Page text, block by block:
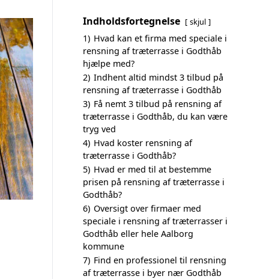
Indholdsfortegnelse skjul
1) Hvad kan et firma med speciale i
rensning af træterrasse i Godthåb
hjælpe med?
2) Indhent altid mindst 3 tilbud på
rensning af træterrasse i Godthåb
3) Få nemt 3 tilbud på rensning af
træterrasse i Godthåb, du kan være
tryg ved
4) Hvad koster rensning af
træterrasse i Godthåb?
5) Hvad er med til at bestemme
prisen på rensning af træterrasse i
Godthåb?
6) Oversigt over firmaer med
speciale i rensning af træterrasser i
Godthåb eller hele Aalborg
kommune
7) Find en professionel til rensning
af træterrasse i byer nær Godthåb